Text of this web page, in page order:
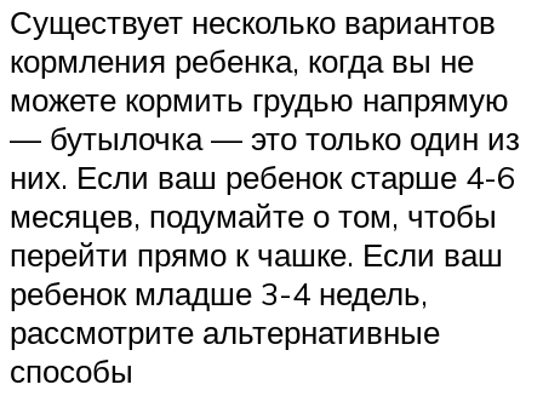
Существует несколько вариантов
кормления ребенка, когда вы не
можете кормить грудью напрямую
— бутылочка — это только один из
них. Если ваш ребенок старше 4-6
месяцев, подумайте о том, чтобы
перейти прямо к чашке. Если ваш
ребенок младше 3-4 недель,
рассмотрите альтернативные
способы